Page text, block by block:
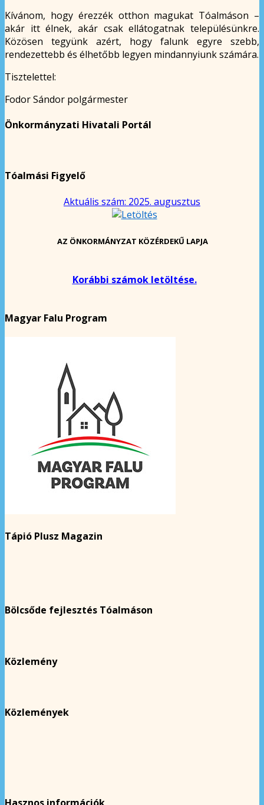
Kívánom, hogy érezzék otthon magukat Tóalmáson –
akár itt élnek, akár csak ellátogatnak településünkre.
Közösen tegyünk azért, hogy falunk egyre szebb,
rendezettebb és élhetőbb legyen mindannyiunk számára.
Tisztelettel:
Fodor Sándor polgármester
Önkormányzati Hivatali Portál
Tóalmási Figyelő
Aktuális szám: 2025. augusztus
AZ ÖNKORMÁNYZAT KÖZÉRDEKŰ LAPJA
Korábbi számok letöltése.
Magyar Falu Program
Tápió Plusz Magazin
Bölcsőde fejlesztés Tóalmáson
Közlemény
Közlemények
Hasznos információk